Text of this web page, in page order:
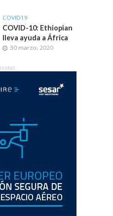
COVID19
COVID-10: Ethiopian
lleva ayuda a África
30 marzo, 2020